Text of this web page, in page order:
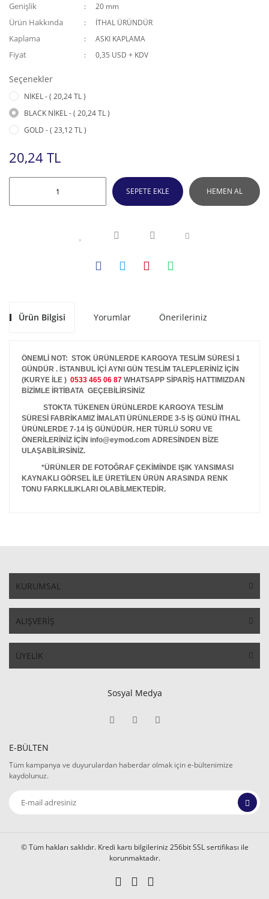
Genişlik 20 mm
Ürün Hakkında İTHAL ÜRÜNDÜR
Kaplama ASKI KAPLAMA
Fiyat 0,35 USD + KDV
Seçenekler
NİKEL - ( 20,24 TL )
BLACK NİKEL - ( 20,24 TL )
GOLD - ( 23,12 TL )
20,24 TL
SEPETE EKLE HEMEN AL
Ürün Bilgisi Yorumlar Önerileriniz
ÖNEMLİ NOT: STOK ÜRÜNLERDE KARGOYA TESLİM SÜRESİ 1
GÜNDÜR . İSTANBUL İÇİ AYNI GÜN TESLİM TALEPLERİNİZ İÇİN
(KURYE İLE ) 0533 465 06 87 WHATSAPP SİPARİŞ HATTIMIZDAN
BİZİMLE İRTİBATA GEÇEBİLİRSİNİZ
STOKTA TÜKENEN ÜRÜNLERDE KARGOYA TESLİM
SÜRESİ FABRİKAMIZ İMALATI ÜRÜNLERDE 3-5 İŞ GÜNÜ İTHAL
ÜRÜNLERDE 7-14 İŞ GÜNÜDÜR. HER TÜRLÜ SORU VE
ÖNERİLERİNİZ İÇİN info@eymod.com ADRESİNDEN BİZE
ULAŞABİLİRSİNİZ.
*ÜRÜNLER DE FOTOĞRAF ÇEKİMİNDE IŞIK YANSIMASI
KAYNAKLI GÖRSEL İLE ÜRETİLEN ÜRÜN ARASINDA RENK
TONU FARKLILIKLARI OLABİLMEKTEDİR.
KURUMSAL
ALIŞVERİŞ
ÜYELİK
Sosyal Medya
E-BÜLTEN
Tüm kampanya ve duyurulardan haberdar olmak için e-bültenimize
kaydolunuz.
© Tüm hakları saklıdır. Kredi kartı bilgileriniz 256bit SSL sertifikası ile
korunmaktadır.